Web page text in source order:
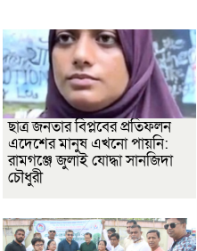
ছাত্র জনতার বিপ্লবের প্রতিফলন
এদেশের মানুষ এখনো পায়নি:
রামগঞ্জে জুলাই যোদ্ধা সানজিদা
চৌধুরী